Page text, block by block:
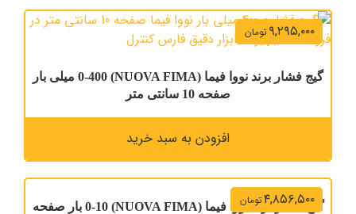
گیج فشار برند نووا فیما (NUOVA FIMA) 0-10 بار صفحه
۴,۸۵۶,۵۰۰تومان
گیج فشار برند نووا فیما (NUOVA FIMA) 0-400 میلی بار
صفحه 10 سانتی متر
۹,۲۹۵,۰۰۰تومان
افزودن به سبد خرید